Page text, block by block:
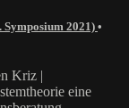
Symposium 2021) •
Kriz |
eine